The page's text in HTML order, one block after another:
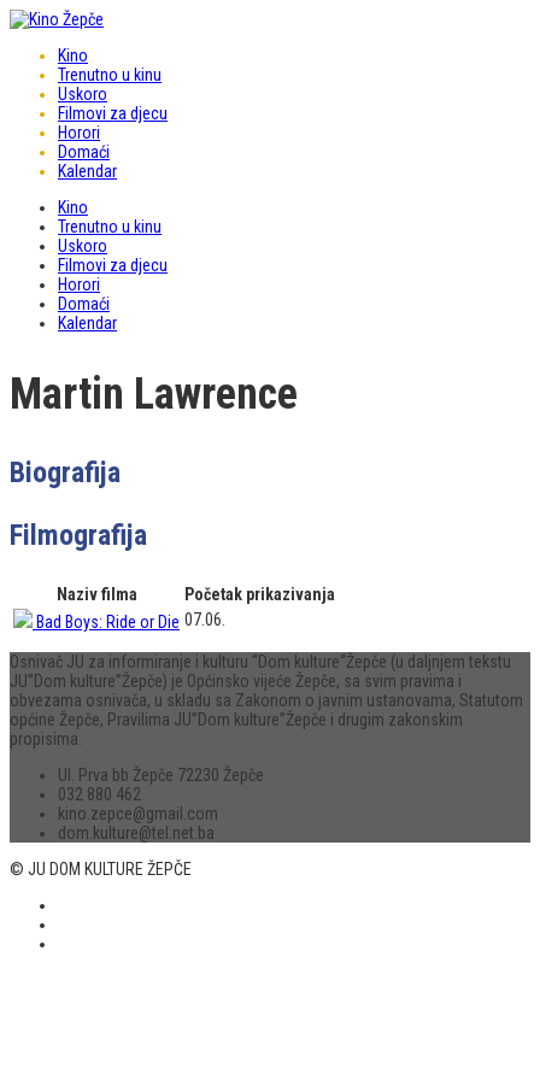
Kino
Trenutno u kinu
Uskoro
Filmovi za djecu
Horori
Domaći
Kalendar
Kino
Trenutno u kinu
Uskoro
Filmovi za djecu
Horori
Domaći
Kalendar
Martin Lawrence
Biografija
Filmografija
Naziv filma
Početak prikazivanja
Bad Boys: Ride or Die 07.06.
Osnivač JU za informiranje i kulturu “Dom kulture“Žepče (u daljnjem tekstu
JU”Dom kulture”Žepče) je Općinsko vijeće Žepče, sa svim pravima i
obvezama osnivača, u skladu sa Zakonom o javnim ustanovama, Statutom
općine Žepče, Pravilima JU”Dom kulture”Žepče i drugim zakonskim
propisima.
Ul. Prva bb Žepče 72230 Žepče
032 880 462
kino.zepce@gmail.com
dom.kulture@tel.net.ba
© JU DOM KULTURE ŽEPČE